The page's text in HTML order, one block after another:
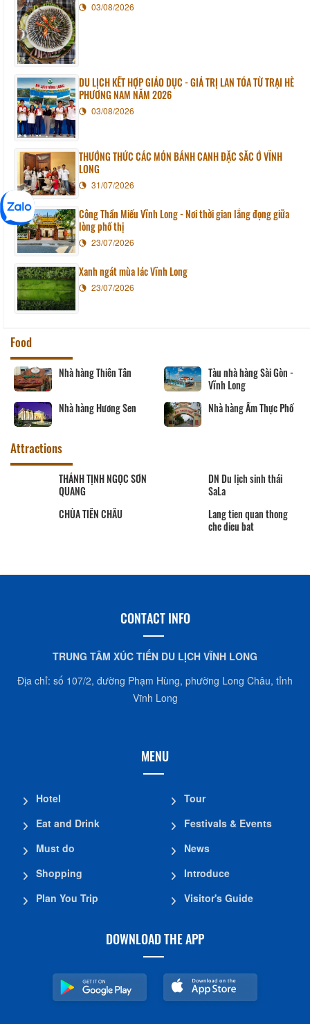
03/08/2026
DU LỊCH KẾT HỢP GIÁO DỤC - GIÁ TRỊ LAN TỎA TỪ TRẠI HÈ
PHƯƠNG NAM NĂM 2026
03/08/2026
THƯỞNG THỨC CÁC MÓN BÁNH CANH ĐẶC SẮC Ở VĨNH
LONG
31/07/2026
Công Thần Miếu Vĩnh Long - Nơi thời gian lắng đọng giữa
lòng phố thị
23/07/2026
Xanh ngát mùa lác Vĩnh Long
23/07/2026
Food
Nhà hàng Thiên Tân
Tàu nhà hàng Sài Gòn -
Vĩnh Long
Nhà hàng Hương Sen
Nhà hàng Ẩm Thực Phố
Attractions
THÁNH TỊNH NGỌC SƠN
QUANG
DN Du lịch sinh thái
SaLa
CHÙA TIÊN CHÂU
Lang tien quan thong
che dieu bat
CONTACT INFO
TRUNG TÂM XÚC TIẾN DU LỊCH VĨNH LONG
Địa chỉ: số 107/2, đường Phạm Hùng, phường Long Châu, tỉnh
Vĩnh Long
MENU
Hotel
Eat and Drink
Must do
Shopping
Plan You Trip
Tour
Festivals & Events
News
Introduce
Visitor's Guide
DOWNLOAD THE APP